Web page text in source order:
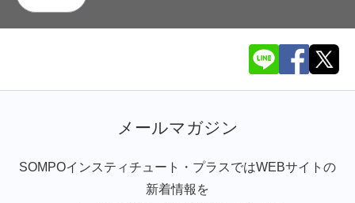
メールマガジン
SOMPOインスティチュート・プラスではWEBサイトの
新着情報を